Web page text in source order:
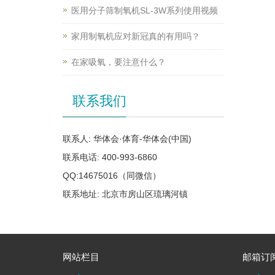
医用分子筛制氧机SL-3W系列使用视频
家用制氧机应对新冠真的有用吗？
在家吸氧，要注意什么？
联系我们
联系人: 华体会·体育-华体会(中国)
联系电话: 400-993-6860
QQ:14675016（同微信）
联系地址: 北京市房山区琉璃河镇
网站栏目 邮箱订